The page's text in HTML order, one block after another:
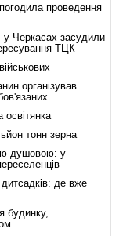
проведення
Черкасах засудили
ТЦК
організував
освітянка
тонн зерна
душовою: у
де вже
будинку,